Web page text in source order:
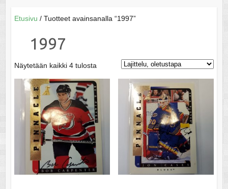
Etusivu / Tuotteet avainsanalla “1997”
1997
Näytetään kaikki 4 tulosta